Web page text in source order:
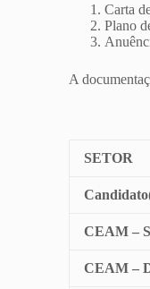
Carta
Plano
A
SETOR
CEAM –
CEAM –